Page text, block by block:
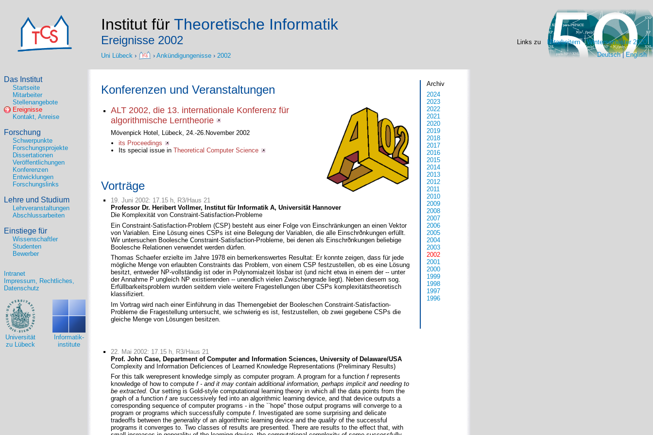
Links zu Mitarbeitern Wintersemester 2020
Institut für Theoretische Informatik
Ereignisse 2002
Deutsch| English
Uni Lübeck › › Ankündigungenisse › 2002
Das Institut
Startseite
Mitarbeiter
Stellenangebote
Ereignisse
Kontakt, Anreise
Forschung
Schwerpunkte
Forschungsprojekte
Dissertationen
Veröffentlichungen
Konferenzen
Entwicklungen
Forschungslinks
Lehre und Studium
Lehrveranstaltungen
Abschlussarbeiten
Einstiege für
Wissenschaftler
Studenten
Bewerber
Intranet
Impressum, Rechtliches,
Datenschutz
Universität
zu Lübeck
Informatik-
institute
Archiv
2024
2023
2022
2021
2020
2019
2018
2017
2016
2015
2014
2013
2012
2011
2010
2009
2008
2007
2006
2005
2004
2003
2002
2001
2000
1999
1998
1997
1996
Konferenzen und Veranstaltungen
ALT 2002, die 13. internationale Konferenz für
algorithmische Lerntheorie
Mövenpick Hotel, Lübeck, 24.-26.November 2002
its Proceedings
Its special issue in Theoretical Computer Science
Vorträge
19. Juni 2002: 17.15 h, R3/Haus 21
Professor Dr. Heribert Vollmer, Institut für Informatik A, Universität Hannover
Die Komplexität von Constraint-Satisfaction-Probleme
Ein Constraint-Satisfaction-Problem (CSP) besteht aus einer Folge von Einschränkungen an einen Vektor
von Variablen. Eine Lösung eines CSPs ist eine Belegung der Variablen, die alle Einschrðnkungen erfüllt.
Wir untersuchen Boolesche Constraint-Satisfaction-Probleme, bei denen als Einschrðnkungen beliebige
Boolesche Relationen verwendet werden dürfen.
Thomas Schaefer erzielte im Jahre 1978 ein bemerkenswertes Resultat: Er konnte zeigen, dass für jede
mögliche Menge von erlaubten Constraints das Problem, von einem CSP festzustellen, ob es eine Lösung
besitzt, entweder NP-vollständig ist oder in Polynomialzeit lösbar ist (und nicht etwa in einem der -- unter
der Annahme P ungleich NP existierenden -- unendlich vielen Zwischengrade liegt). Neben diesem sog.
Erfüllbarkeitsproblem wurden seitdem viele weitere Fragestellungen über CSPs komplexitätstheoretisch
klassifiziert.
Im Vortrag wird nach einer Einführung in das Themengebiet der Booleschen Constraint-Satisfaction-
Probleme die Fragestellung untersucht, wie schwierig es ist, festzustellen, ob zwei gegebene CSPs die
gleiche Menge von Lösungen besitzen.
22. Mai 2002: 17.15 h, R3/Haus 21
Prof. John Case, Department of Computer and Information Sciences, University of Delaware/USA
Complexity and Information Deficiences of Learned Knowledge Representations (Preliminary Results)
For this talk werepresent knowledge simply as computer program. A program for a function frepresents
knowledge of how to compute f - and it may contain additional information, perhaps implicit and needing to
be extracted. Our setting is Gold-style computational learning theory in which all the data points from the
graph of a function fare successively fed into an algorithmic learning device, and that device outputs a
corresponding sequence of computer programs - in the ``hope'' those output programs will converge to a
program or programs which successfully compute f. Investigated are some surprising and delicate
tradeoffs between the generalityof an algorithmic learning device and the qualityof the successful
programs it converges to. Two classes of results are presented. There are results to the effect that, with